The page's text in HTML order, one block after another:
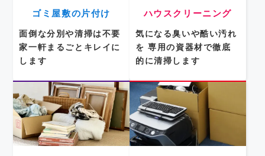
ゴミ屋敷の片付け
面倒な分別や清掃は不要
家一軒まるごとキレイに
します
ハウスクリーニング
気になる臭いや酷い汚れ
を 専用の資器材で徹底
的に清掃します